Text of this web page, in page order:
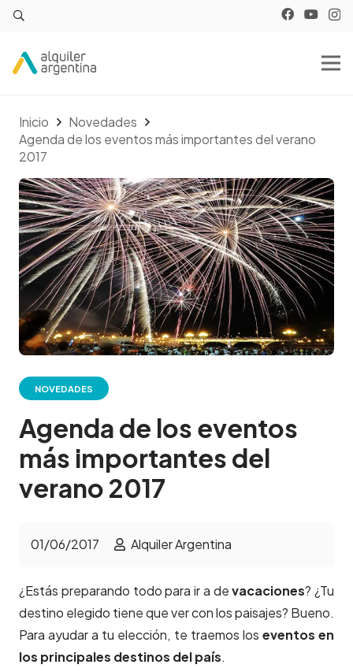
Inicio
Novedades
Agenda de los eventos más importantes del verano
2017
NOVEDADES
Agenda de los eventos
más importantes del
verano 2017
01/06/2017 Alquiler Argentina
¿Estás preparando todo para ir a devacaciones? ¿Tu
destino elegido tiene que ver con los paisajes? Bueno.
Para ayudar a tu elección, te traemos los eventos en
los principales destinos del país.